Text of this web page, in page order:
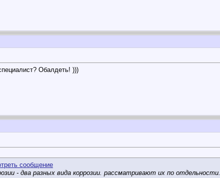
Обалдеть! )))
- два разных вида коррозии. рассматривают их по отдельности.